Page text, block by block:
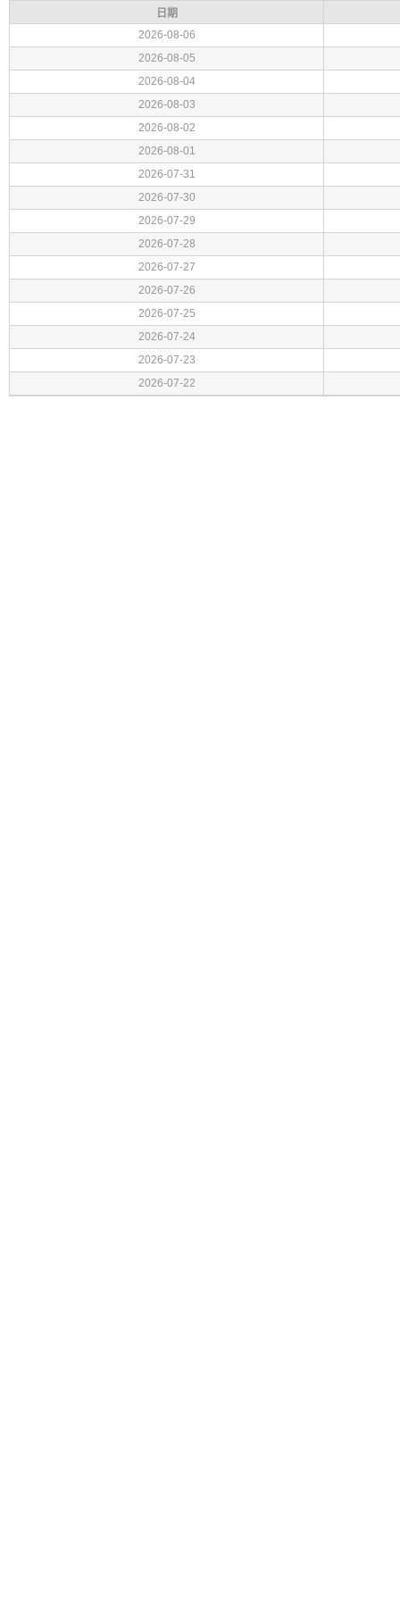
日期
2026-08-06
2026-08-05
2026-08-04
2026-08-03
2026-08-02
2026-08-01
2026-07-31
2026-07-30
2026-07-29
2026-07-28
2026-07-27
2026-07-26
2026-07-25
2026-07-24
2026-07-23
2026-07-22